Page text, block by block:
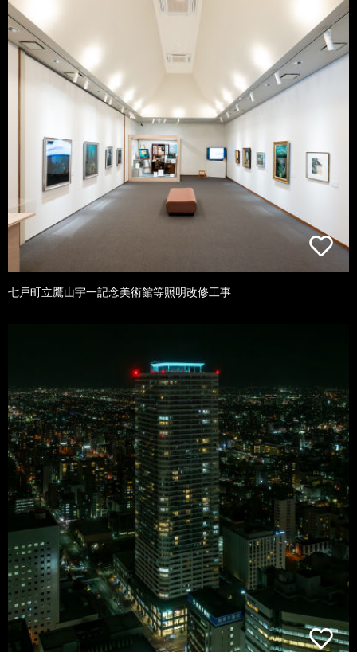
七戸町立鷹山宇一記念美術館等照明改修工事